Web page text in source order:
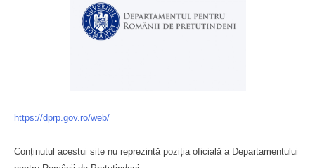
https://dprp.gov.ro/web/
Conținutul acestui site nu reprezintă poziția oficială a Departamentului